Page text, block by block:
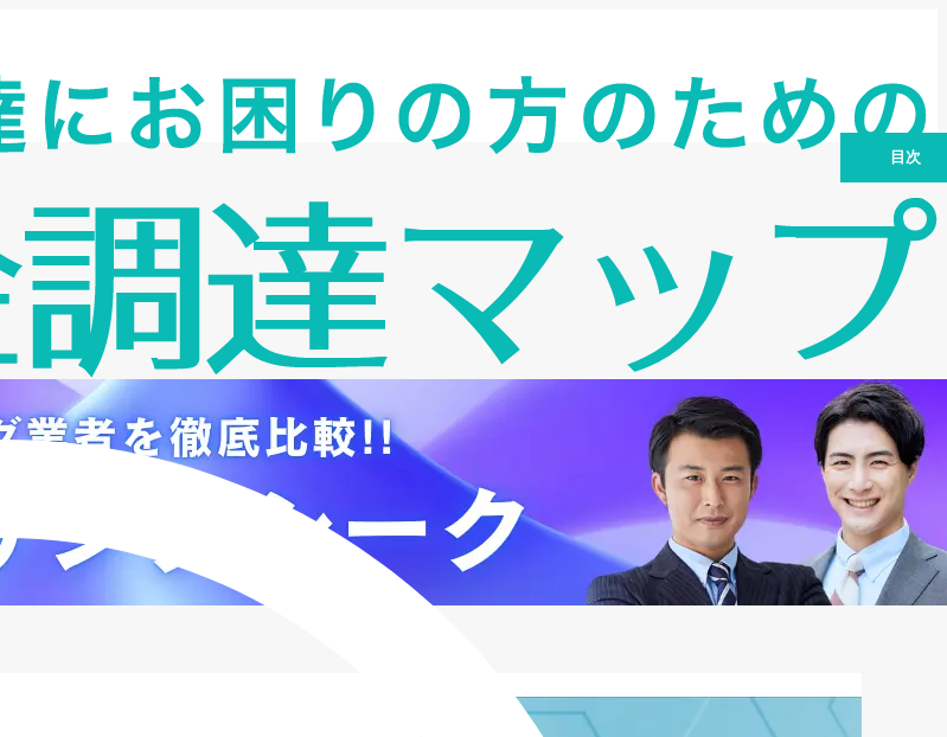
目次
つばさコーポレーションはどんな会社か
5つの商品ラインアップと金利
こんなケースでも相談できる
申込・費用・融資の流れ
よくある質問